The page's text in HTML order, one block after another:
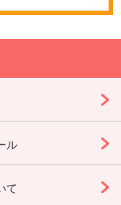
ル
て